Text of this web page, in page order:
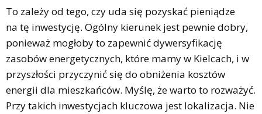
To zależy od tego, czy uda się pozyskać pieniądze
na tę inwestycję. Ogólny kierunek jest pewnie dobry,
ponieważ mogłoby to zapewnić dywersyfikację
zasobów energetycznych, które mamy w Kielcach, i w
przyszłości przyczynić się do obniżenia kosztów
energii dla mieszkańców. Myślę, że warto to rozważyć.
Przy takich inwestycjach kluczowa jest lokalizacja. Nie